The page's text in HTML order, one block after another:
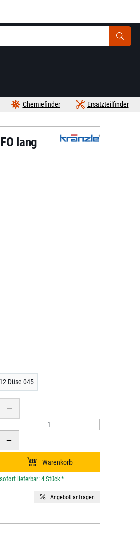
Ersatzteilfinder
Chemiefinder
lang
Düse 045
*